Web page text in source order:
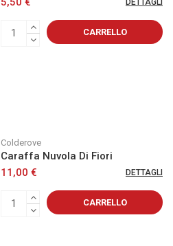
DETTAGLI
CARRELLO
Colderove
Caraffa Nuvola Di Fiori
11,00 €
DETTAGLI
CARRELLO